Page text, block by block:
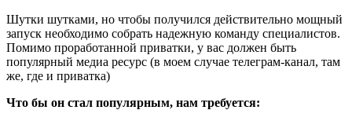
Шутки шутками, но чтобы получился действительно мощный
запуск необходимо собрать надежную команду специалистов.
Помимо проработанной приватки, у вас должен быть
популярный медиа ресурс (в моем случае телеграм-канал, там
же, где и приватка)
Что бы он стал популярным, нам требуется: